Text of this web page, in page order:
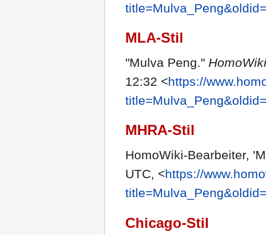
MLA-Stil
"Mulva Peng." HomoWiki
12:32 <https://
MHRA-Stil
HomoWiki-Bearbeiter,
UTC, <https://
Chicago-Stil